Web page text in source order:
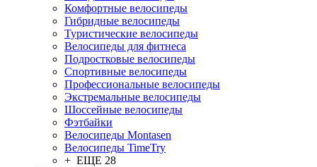
Комфортные велосипеды
Гибридные велосипеды
Туристические велосипеды
Велосипеды для фитнеса
Подростковые велосипеды
Спортивные велосипеды
Профессиональные велосипеды
Экстремальные велосипеды
Шоссейные велосипеды
Фэтбайки
Велосипеды Montasen
Велосипеды TimeTry
+ ЕЩЕ 28